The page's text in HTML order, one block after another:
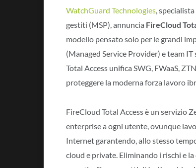
WatchGuard Technologies,
gestiti (MSP), annuncia FireCloud
modello pensato solo per le grandi
(Managed Service Provider) e team
Total Access unifica SWG, FWaaS,
proteggere la moderna forza lavoro
FireCloud Total Access è un servizio
enterprise a ogni utente, ovunque
Internet garantendo, allo stesso
cloud e private. Eliminando i rischi e